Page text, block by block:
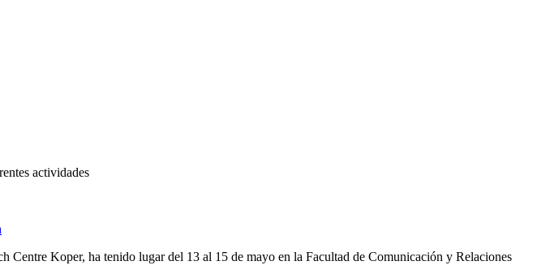
actividades
Koper, ha tenido lugar del 13 al 15 de mayo en la Facultad de Comunicación y Relaciones